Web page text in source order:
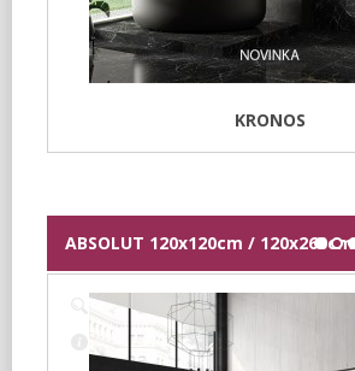
KRONOS
ABSOLUT 120x120cm / 120x260cm